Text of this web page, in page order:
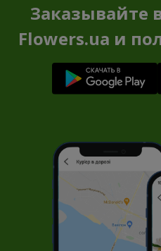
Заказывайте
Flowers.ua и